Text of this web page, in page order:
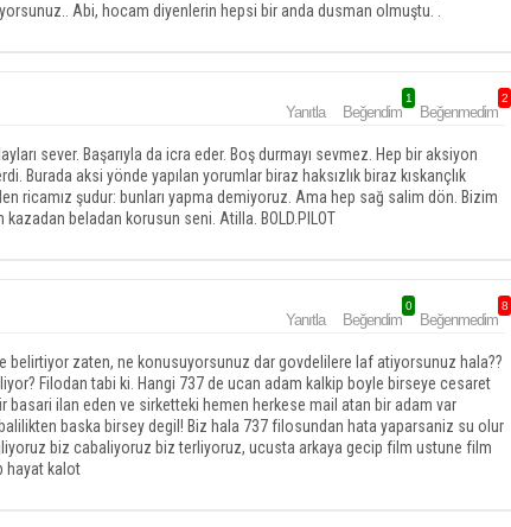
Abi, hocam diyenlerin hepsi bir anda dusman olmuştu. .
Yanıtla Beğendim
1
Beğenmedim
2
sever. Başarıyla da icra eder. Boş durmayı sevmez. Hep bir aksiyon
Burada aksi yönde yapılan yorumlar biraz haksızlık biraz kıskançlık
ricamız şudur: bunları yapma demiyoruz. Ama hep sağ salim dön. Bizim
beladan korusun seni. Atilla. BOLD.PILOT
Yanıtla Beğendim
0
Beğenmedim
8
zaten, ne konusuyorsunuz dar govdelilere laf atiyorsunuz hala??
Filodan tabi ki. Hangi 737 de ucan adam kalkip boyle birseye cesaret
ilan eden ve sirketteki hemen herkese mail atan bir adam var
baska birsey degil! Biz hala 737 filosundan hata yaparsaniz su olur
biz cabaliyoruz biz terliyoruz, ucusta arkaya gecip film ustune film
hayat kalot